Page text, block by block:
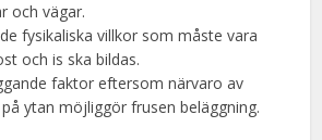
och vägar.
fysikaliska villkor som måste vara
och is ska bildas.
faktor eftersom närvaro av
ytan möjliggör frusen beläggning.